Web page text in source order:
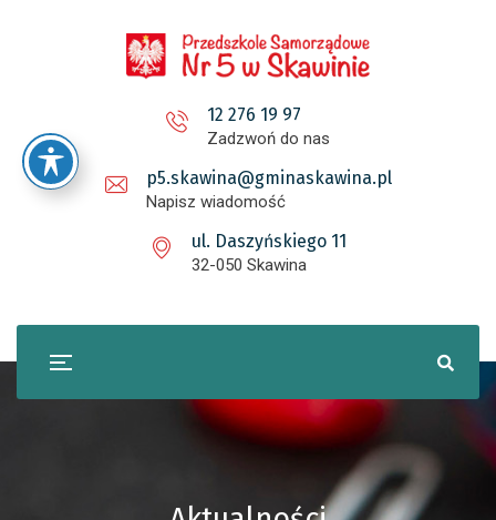
12 276 19 97
Zadzwoń do nas
p5.skawina@gminaskawina.pl
Napisz wiadomość
ul. Daszyńskiego 11
32-050 Skawina